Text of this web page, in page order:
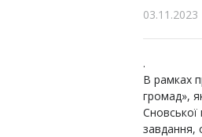
03.11.2023
.
В рамках
громад»,
Сновської
завдання,